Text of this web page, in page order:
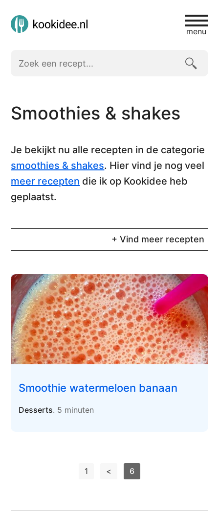
menu
Smoothies & shakes
Je bekijkt nu alle recepten in de categorie
smoothies & shakes. Hier vind je nog veel
meer recepten die ik op Kookidee heb
geplaatst.
+ Vind meer recepten
Smoothie watermeloen banaan
Desserts. 5 minuten
1 < 6